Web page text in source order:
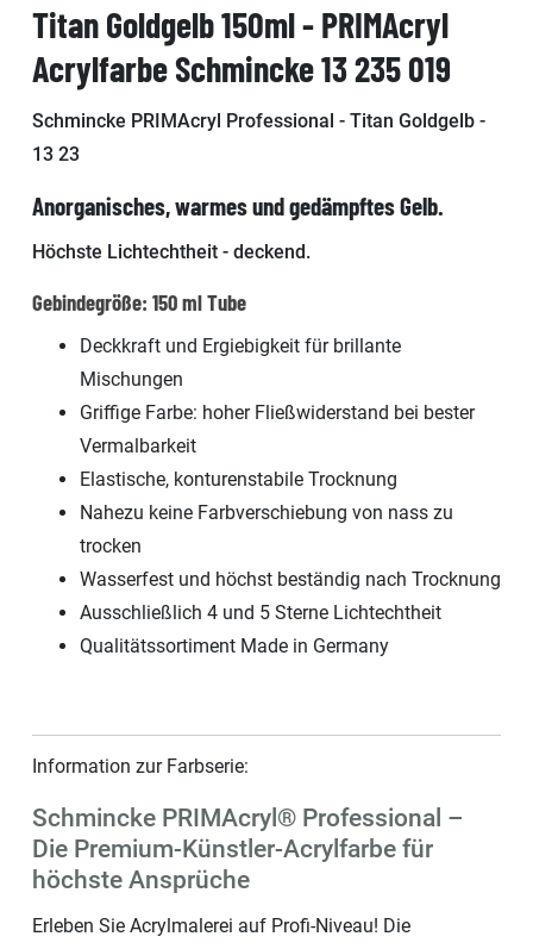
Titan Goldgelb 150ml - PRIMAcryl
Acrylfarbe Schmincke 13 235 019
Schmincke PRIMAcryl Professional - Titan Goldgelb -
13 23
Anorganisches, warmes und gedämpftes Gelb.
Höchste Lichtechtheit - deckend.
Gebindegröße: 150 ml Tube
Deckkraft und Ergiebigkeit für brillante
Mischungen
Griffige Farbe: hoher Fließwiderstand bei bester
Vermalbarkeit
Elastische, konturenstabile Trocknung
Nahezu keine Farbverschiebung von nass zu
trocken
Wasserfest und höchst beständig nach Trocknung
Ausschließlich 4 und 5 Sterne Lichtechtheit
Qualitätssortiment Made in Germany
Information zur Farbserie:
Schmincke PRIMAcryl® Professional –
Die Premium-Künstler-Acrylfarbe für
höchste Ansprüche
Erleben Sie Acrylmalerei auf Profi-Niveau! Die